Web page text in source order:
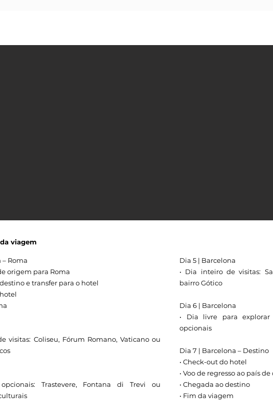
viagem
– Roma
origem para Roma
e transfer para o hotel
visitas: Coliseu, Fórum Romano, Vaticano ou
opcionais: Trastevere, Fontana di Trevi ou
Dia 5 | Barcelona
• Dia inteiro de visitas:
bairro Gótico
Dia 6 | Barcelona
• Dia livre para explorar
opcionais
Dia 7 | Barcelona – Destino
• Check-out do hotel
• Voo de regresso ao país
• Chegada ao destino
• Fim da viagem